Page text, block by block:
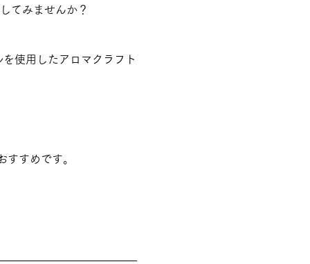
てみませんか？
すめです。